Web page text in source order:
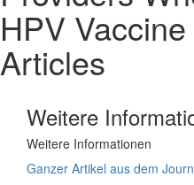
HPV
Articles
Weitere
Weitere Informationen
Ganzer Artikel aus dem